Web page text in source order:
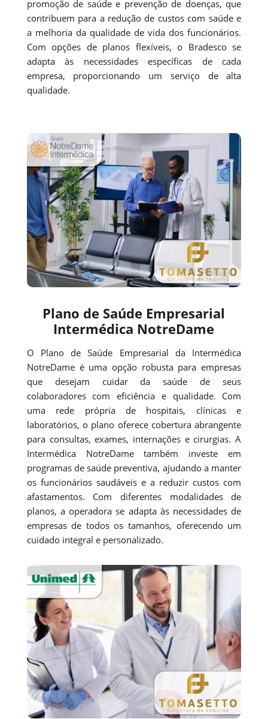
promoção de saúde e prevenção de doenças, que
contribuem para a redução de custos com saúde e
a melhoria da qualidade de vida dos funcionários.
Com opções de planos flexíveis, o Bradesco se
adapta às necessidades específicas de cada
empresa, proporcionando um serviço de alta
qualidade.
Plano de Saúde Empresarial
Intermédica NotreDame
O Plano de Saúde Empresarial da Intermédica
NotreDame é uma opção robusta para empresas
que desejam cuidar da saúde de seus
colaboradores com eficiência e qualidade. Com
uma rede própria de hospitais, clínicas e
laboratórios, o plano oferece cobertura abrangente
para consultas, exames, internações e cirurgias. A
Intermédica NotreDame também investe em
programas de saúde preventiva, ajudando a manter
os funcionários saudáveis e a reduzir custos com
afastamentos. Com diferentes modalidades de
planos, a operadora se adapta às necessidades de
empresas de todos os tamanhos, oferecendo um
cuidado integral e personalizado.